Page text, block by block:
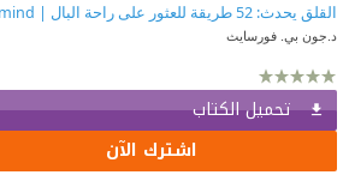
د.جون بي. فورسايث
تحميل الكتاب
اشترك الآن